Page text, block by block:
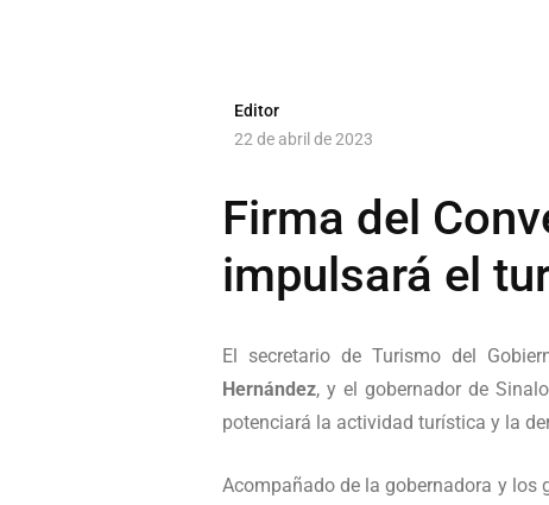
Editor
22 de abril de 2023
Firma del
impulsará el
El secretario de Turismo del
Hernández, y el gobernador de
potenciará la actividad turística y la
Acompañado de la gobernadora y los